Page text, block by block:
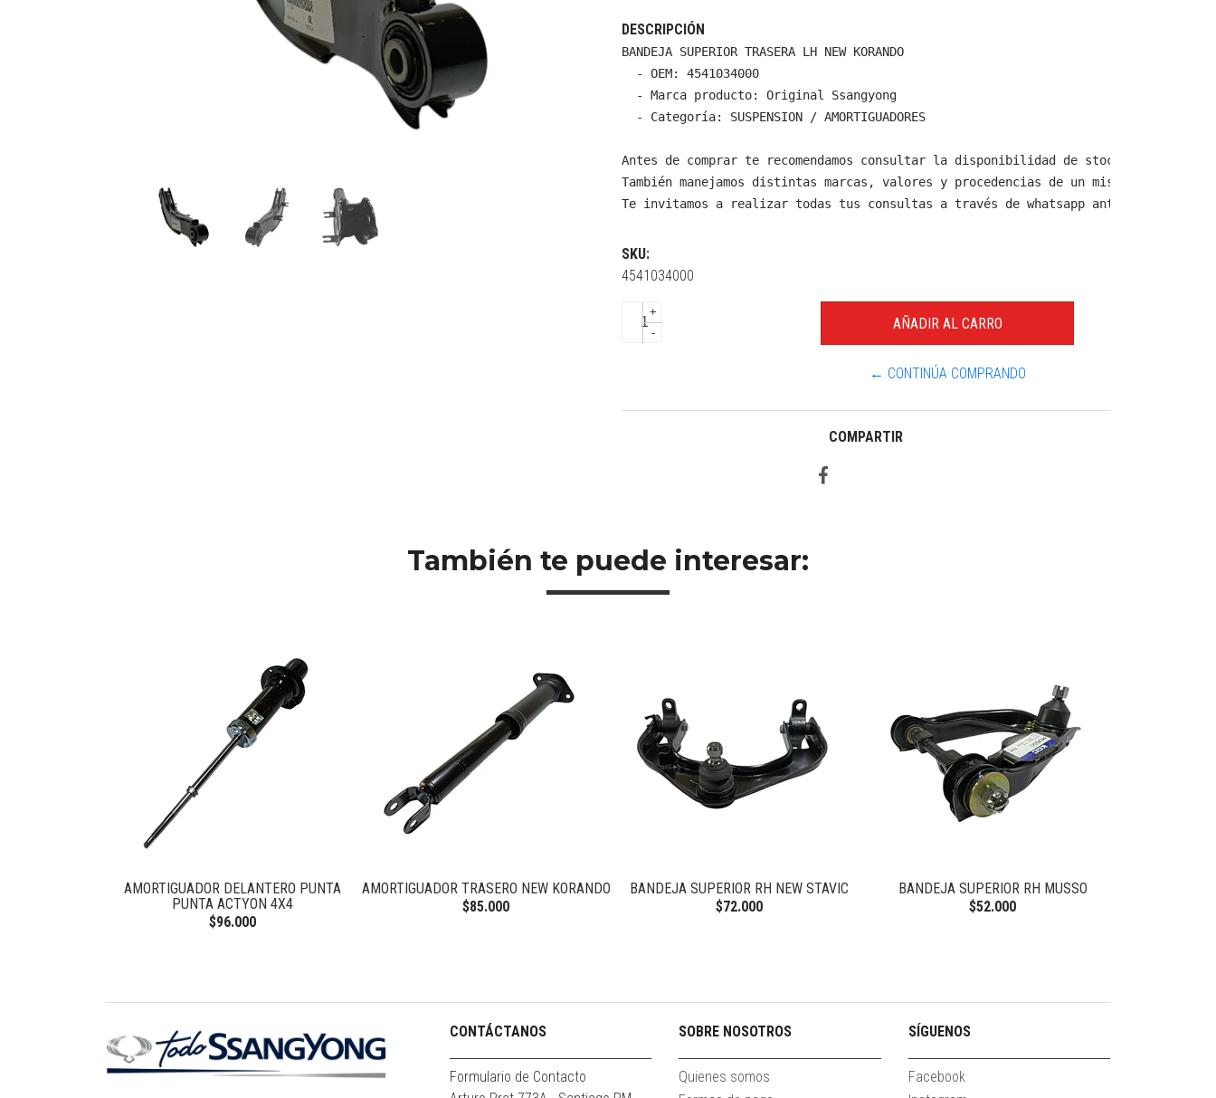
DESCRIPCIÓN
BANDEJA SUPERIOR TRASERA LH NEW KORANDO
  - OEM: 4541034000
  - Marca producto: Original Ssangyong
  - Categoría: SUSPENSION / AMORTIGUADORES
Antes de comprar te recomendamos consultar la disponibilidad de stock y
También manejamos distintas marcas, valores y procedencias de un mismo producto.
Te invitamos a realizar todas tus consultas a través de whatsapp antes de
SKU:
4541034000
+
-
← CONTINÚA COMPRANDO
COMPARTIR
También te puede interesar:
AMORTIGUADOR DELANTERO PUNTA
PUNTA ACTYON 4X4
$96.000
AMORTIGUADOR TRASERO NEW KORANDO
$85.000
BANDEJA SUPERIOR RH NEW STAVIC
$72.000
BANDEJA SUPERIOR RH MUSSO
$52.000
CONTÁCTANOS
Formulario de Contacto
SOBRE NOSOTROS
Quienes somos
SÍGUENOS
Facebook